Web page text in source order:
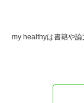
my healthyは書籍や論